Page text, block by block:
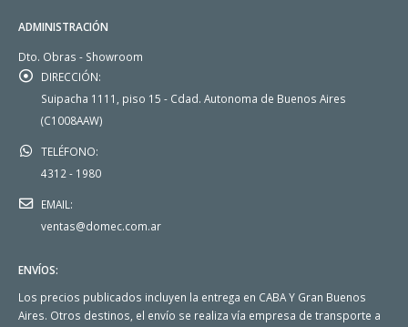
ADMINISTRACIÓN
Dto. Obras - Showroom
DIRECCIÓN:
Suipacha 1111, piso 15 - Cdad. Autonoma de Buenos Aires
(C1008AAW)
TELÉFONO:
4312 - 1980
EMAIL:
ventas@domec.com.ar
ENVÍOS:
Los precios publicados incluyen la entrega en CABA Y Gran Buenos
Aires. Otros destinos, el envío se realiza vía empresa de transporte a